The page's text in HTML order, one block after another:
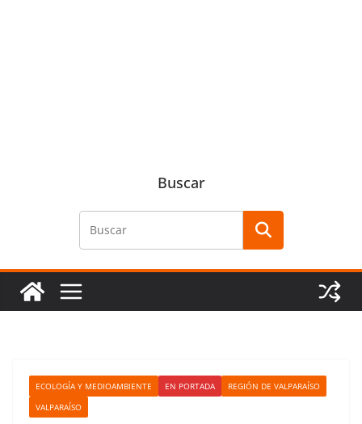
Buscar
ECOLOGÍA Y MEDIOAMBIENTE EN PORTADA
REGIÓN DE VALPARAÍSO
VALPARAÍSO